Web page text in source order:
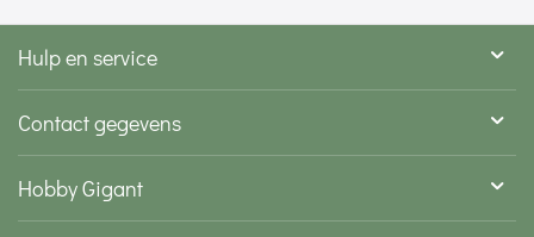
Hulp en service
Contact gegevens
Hobby Gigant